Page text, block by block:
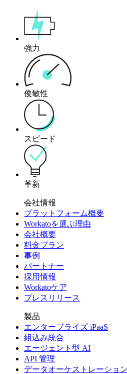
強力
俊敏性
スピード
革新
会社情報
プラットフォーム概要
Workatoを選ぶ理由
会社概要
料金プラン
事例
パートナー
採用情報
Workatoケア
プレスリリース
製品
エンタープライズ iPaaS
組込み統合
エージェント型 AI
API 管理
データオーケストレーション